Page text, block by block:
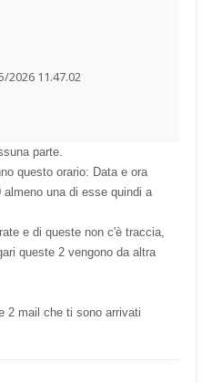
2026 11.47.02
parte.
questo orario: Data e ora
una di esse quindi a
e di queste non c'è traccia,
queste 2 vengono da altra
2 mail che ti sono arrivati